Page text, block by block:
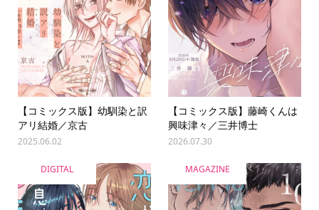
【コミックス版】幼馴染と訳
アリ結婚／京古
2025.06.02
【コミックス版】藤崎くんは
興味津々／三井博士
2026.07.30
DIGITAL MAGAZINE